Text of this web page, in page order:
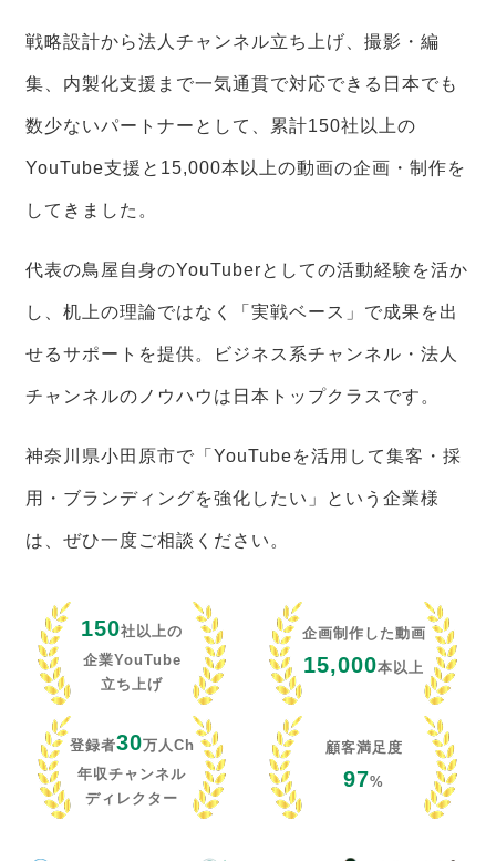
戦略設計から法人チャンネル立ち上げ、撮影・編
集、内製化支援まで一気通貫で対応できる日本でも
数少ないパートナーとして、累計150社以上の
YouTube支援と15,000本以上の動画の企画・制作を
してきました。
代表の鳥屋自身のYouTuberとしての活動経験を活か
し、机上の理論ではなく「実戦ベース」で成果を出
せるサポートを提供。ビジネス系チャンネル・法人
チャンネルのノウハウは日本トップクラスです。
神奈川県小田原市で「YouTubeを活用して集客・採
用・ブランディングを強化したい」という企業様
は、ぜひ一度ご相談ください。
150社以上の
企業YouTube
立ち上げ
企画制作した動画
15,000本以上
登録者30万人Ch
年収チャンネル
ディレクター
顧客満足度
97%